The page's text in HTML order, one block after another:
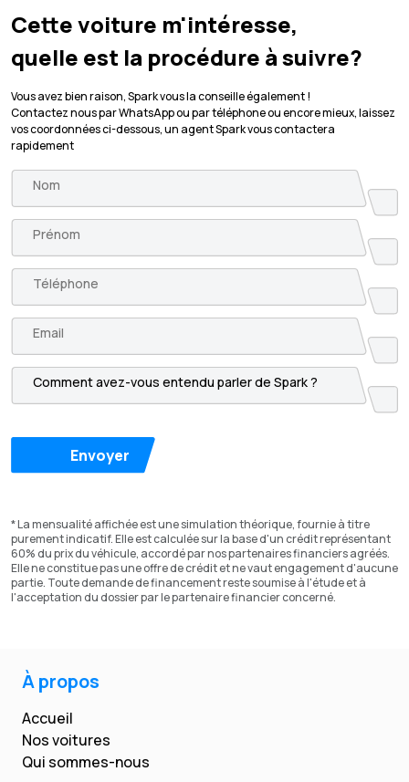
Cette voiture m'intéresse,
quelle est la procédure à suivre?
Vous avez bien raison, Spark vous la conseille également !
Contactez nous par WhatsApp ou par téléphone ou encore mieux, laissez
vos coordonnées ci-dessous, un agent Spark vous contactera
rapidement
Envoyer
* La mensualité affichée est une simulation théorique, fournie à titre
purement indicatif. Elle est calculée sur la base d'un crédit représentant
60% du prix du véhicule, accordé par nos partenaires financiers agréés.
Elle ne constitue pas une offre de crédit et ne vaut engagement d'aucune
partie. Toute demande de financement reste soumise à l'étude et à
l'acceptation du dossier par le partenaire financier concerné.
À propos
Accueil
Nos voitures
Qui sommes-nous